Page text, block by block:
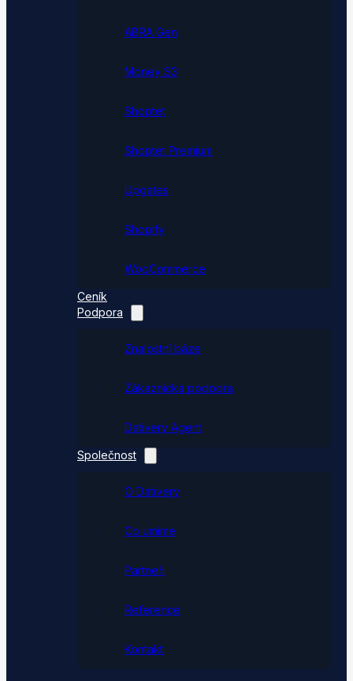
ABRA Gen
Money S3
Shoptet
Shoptet Premium
Upgates
Shopify
WooCommerce
Ceník
Podpora
Znalostní báze
Zákaznická podpora
Dativery Agent
Společnost
O Dativery
Co umíme
Partneři
Reference
Kontakt